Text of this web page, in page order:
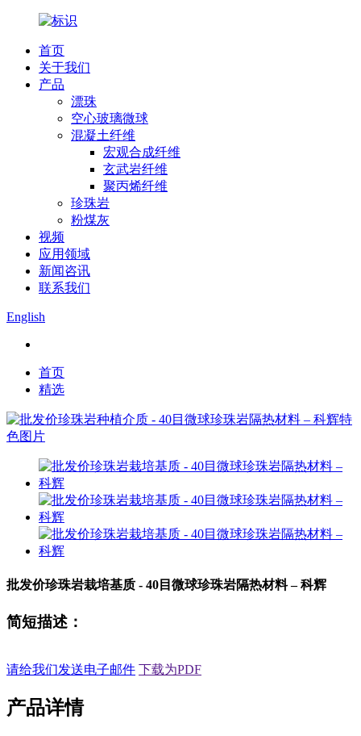
首页
关于我们
产品
漂珠
空心玻璃微球
混凝土纤维
宏观合成纤维
玄武岩纤维
聚丙烯纤维
珍珠岩
粉煤灰
视频
应用领域
新闻咨讯
联系我们
English
首页
精选
批发价珍珠岩栽培基质 - 40目微球珍珠岩隔热材料 – 科辉
简短描述：
请给我们发送电子邮件 下载为PDF
产品详情